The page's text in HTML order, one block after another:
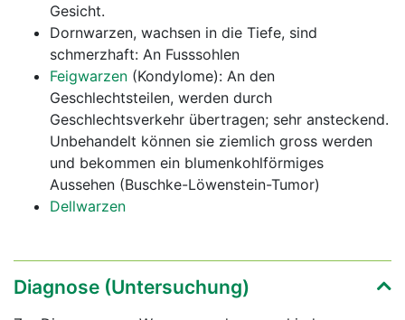
Gesicht.
Dornwarzen, wachsen in die Tiefe, sind
schmerzhaft: An Fusssohlen
Feigwarzen (Kondylome): An den
Geschlechtsteilen, werden durch
Geschlechtsverkehr übertragen; sehr ansteckend.
Unbehandelt können sie ziemlich gross werden
und bekommen ein blumenkohlförmiges
Aussehen (Buschke-Löwenstein-Tumor)
Dellwarzen
Diagnose (Untersuchung)